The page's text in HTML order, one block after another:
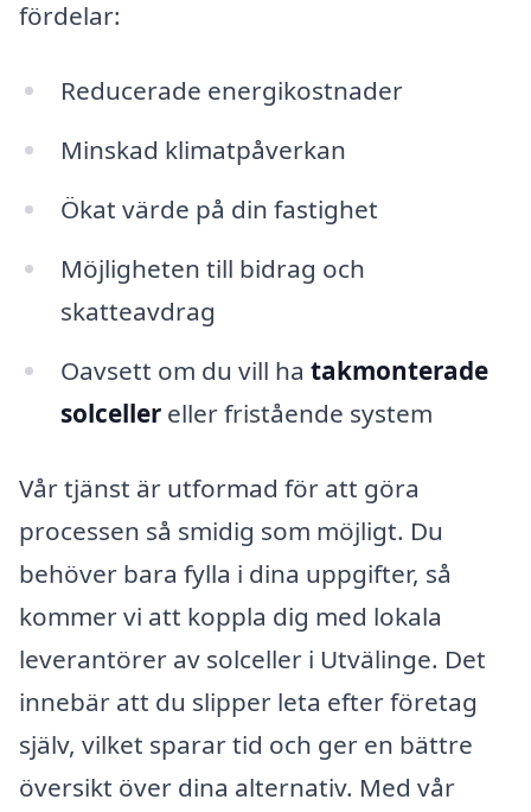
fördelar:
Reducerade energikostnader
Minskad klimatpåverkan
Ökat värde på din fastighet
Möjligheten till bidrag och
skatteavdrag
Oavsett om du vill ha takmonterade
solcellereller fristående system
Vår tjänst är utformad för att göra
processen så smidig som möjligt. Du
behöver bara fylla i dina uppgifter, så
kommer vi att koppla dig med lokala
leverantörer av solceller i Utvälinge. Det
innebär att du slipper leta efter företag
själv, vilket sparar tid och ger en bättre
översikt över dina alternativ. Med vår